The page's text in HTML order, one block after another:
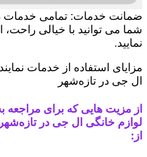
ضمانت خدمات: تمامی خدمات
شما می توانید با خیالی راحت،
نمایید.
مزایای استفاده از خدمات
ال جی در تازه‌شهر
از مزیت هایی که برای مراجعه
لوازم خانگی ال جی در تازه‌شهر
از: